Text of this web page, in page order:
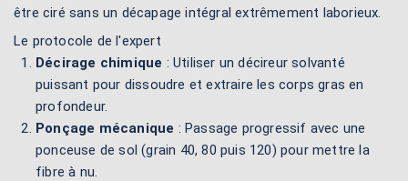
être ciré sans un décapage intégral extrêmement laborieux.
Le protocole de l'expert
Décirage chimique : Utiliser un décireur solvanté
puissant pour dissoudre et extraire les corps gras en
profondeur.
Ponçage mécanique : Passage progressif avec une
ponceuse de sol (grain 40, 80 puis 120) pour mettre la
fibre à nu.